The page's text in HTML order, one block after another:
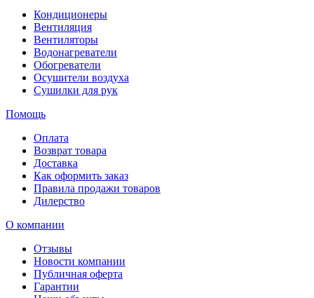
Кондиционеры
Вентиляция
Вентиляторы
Водонагреватели
Обогреватели
Осушители воздуха
Сушилки для рук
Помощь
Оплата
Возврат товара
Доставка
Как оформить заказ
Правила продажи товаров
Дилерство
О компании
Отзывы
Новости компании
Публичная оферта
Гарантии